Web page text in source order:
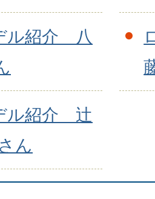
ル紹介 八
ル紹介 辻
ん